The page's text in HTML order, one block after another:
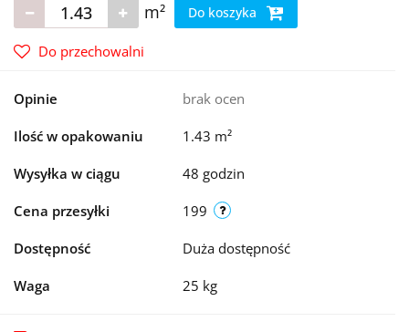
m² Do koszyka
Do przechowalni
Opinie brak ocen
Ilość w opakowaniu 1.43 m²
Wysyłka w ciągu 48 godzin
Cena przesyłki 199
Dostępność Duża dostępność
Waga 25 kg